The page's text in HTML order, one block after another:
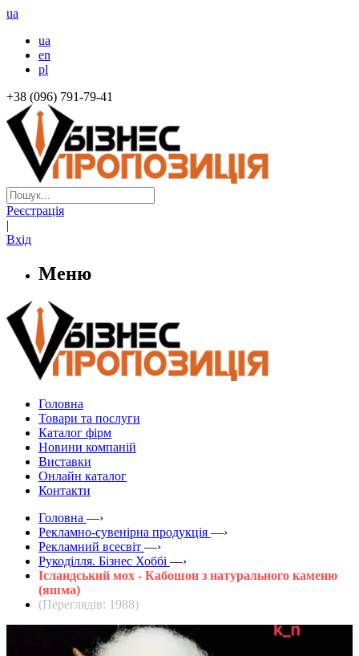
ua
ua
en
pl
+38 (096) 791-79-41
Реєстрація
|
Вхід
Меню
Головна
Товари та послуги
Каталог фірм
Новини компаній
Виставки
Онлайн каталог
Контакти
Головна —›
Рекламно-сувенірна продукція —›
Рекламний всесвіт —›
Рукоділля. Бізнес Хоббі —›
Ісландський мох - Кабошон з натурального каменю
(яшма)
(Переглядів: 1988)